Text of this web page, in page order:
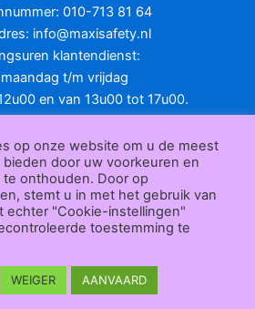
010-713 81 64
info@maxisafety.nl
klantendienst:
t/m vrijdag
en van 13u00 tot 17u00.
Over
F.A.Q.|Bestelprocedure | Betaling
|Herroepingsfunctie
|Bedrukken|Contact
© 2026
op onze website om u de meest
door uw voorkeuren en
onthouden. Door op
stemt u in met het gebruik van
echter "Cookie-instellingen"
toestemming te
WEIGER AANVAARD